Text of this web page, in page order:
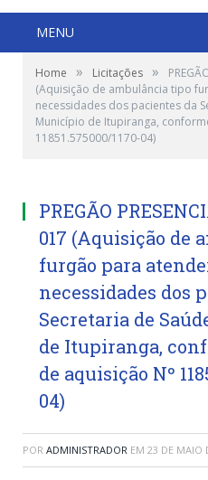
MENU
Home » Licitações »
(Aquisição de ambulância tipo
necessidades dos pacientes da
Município de Itupiranga,
11851.575000/1170-04)
PREGÃO
017 (Aquisição de
furgão para
necessidades dos
Secretaria de
de Itupiranga,
de aquisição Nº
04)
POR ADMINISTRADOR EM 23 DE MAIO